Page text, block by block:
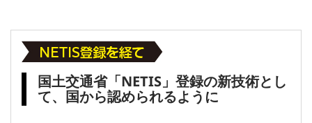
国土交通省「NETIS」登録の新技術とし
て、国から認められるように